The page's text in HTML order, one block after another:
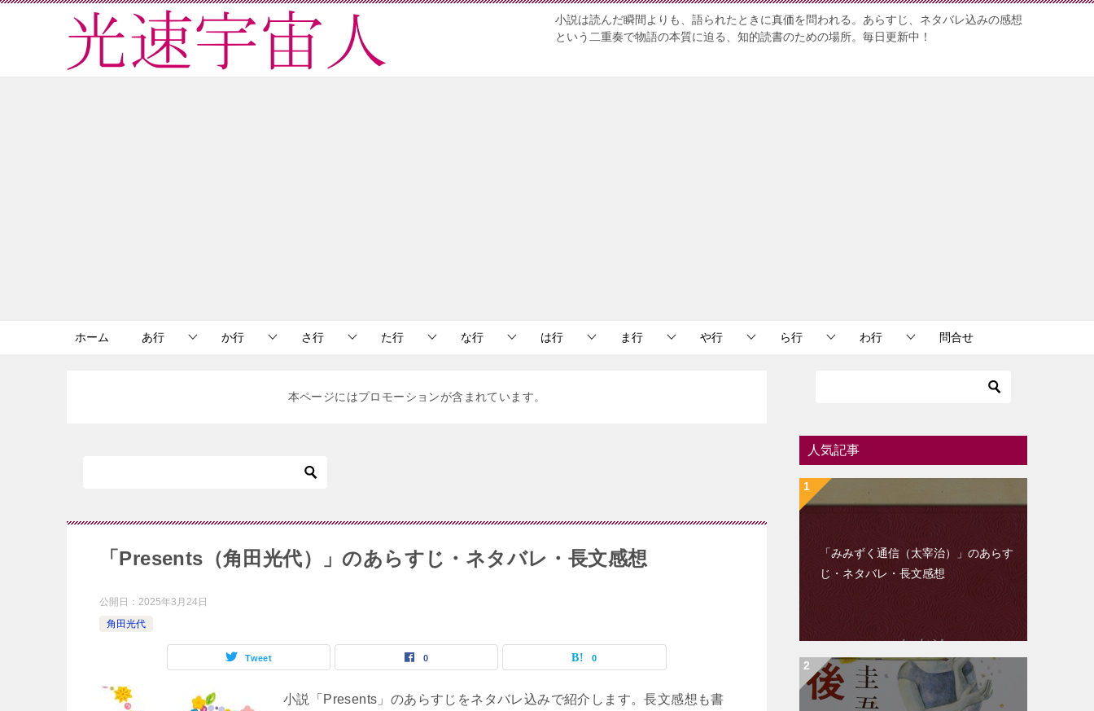
小説は読んだ瞬間よりも、語られたときに真価を問われる。あらすじ、ネタバレ込みの感想
という二重奏で物語の本質に迫る、知的読書のための場所。毎日更新中！
ホーム あ行 か行 さ行 た行 な行 は行 ま行 や行 ら行 わ行 問合せ
本ページにはプロモーションが含まれています。
「Presents（角田光代）」のあらすじ・ネタバレ・長文感想
公開日： 2025年3月24日
角田光代
Tweet 0 0
小説「Presents」のあらすじをネタバレ込みで紹介します。長文感想も書
人気記事
「みみずく通信（太宰治）」のあらす
じ・ネタバレ・長文感想